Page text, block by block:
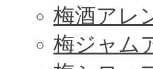
梅酒アレ
梅ジャム